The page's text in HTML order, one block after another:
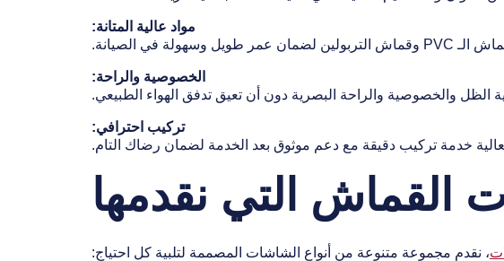
مواد عالية المتانة:
الخصوصية والراحة:
الظل والخصوصية والراحة البصرية دون أن تعيق تدفق الهواء الطبيعي.
تركيب احترافي:
خدمة تركيب دقيقة مع دعم موثوق بعد الخدمة لضمان رضاك التام.
القماش التي نقدمها
، نقدم مجموعة متنوعة من أنواع الشاشات المصممة لتلبية كل احتياج: